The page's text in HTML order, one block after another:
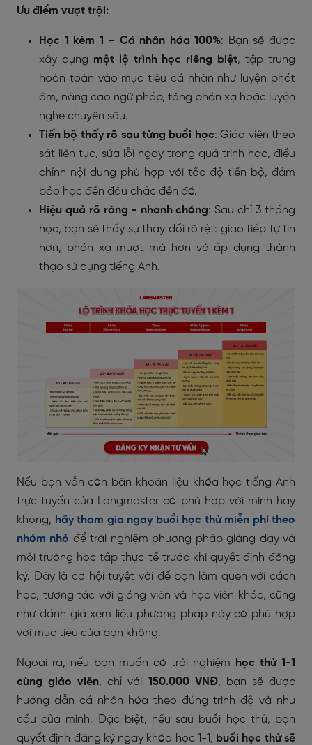
Ưu điểm vượt trội:
Học 1 kèm 1 – Cá nhân hóa 100%: Bạn sẽ được
xây dựng một lộ trình học riêng biệt, tập trung
hoàn toàn vào mục tiêu cá nhân như luyện phát
âm, nâng cao ngữ pháp, tăng phản xạ hoặc luyện
nghe chuyên sâu.
Tiến bộ thấy rõ sau từng buổi học: Giáo viên theo
sát liên tục, sửa lỗi ngay trong quá trình học, điều
chỉnh nội dung phù hợp với tốc độ tiến bộ, đảm
bảo học đến đâu chắc đến đó.
Hiệu quả rõ ràng - nhanh chóng: Sau chỉ 3 tháng
học, bạn sẽ thấy sự thay đổi rõ rệt: giao tiếp tự tin
hơn, phản xạ mượt mà hơn và áp dụng thành
thạo sử dụng tiếng Anh.
Nếu bạn vẫn còn băn khoăn liệu khóa học tiếng Anh
trực tuyến của Langmaster có phù hợp với mình hay
không, hãy tham gia ngay buổi học thử miễn phí theo
nhóm nhỏ để trải nghiệm phương pháp giảng dạy và
môi trường học tập thực tế trước khi quyết định đăng
ký. Đây là cơ hội tuyệt vời để bạn làm quen với cách
học, tương tác với giảng viên và học viên khác, cũng
như đánh giá xem liệu phương pháp này có phù hợp
với mục tiêu của bạn không.
Ngoài ra, nếu bạn muốn có trải nghiệm
học thử 1-1
cùng giáo viên, chỉ với 150.000 VNĐ, bạn sẽ được
hướng dẫn cá nhân hóa theo đúng trình độ và nhu
cầu của mình. Đặc biệt, nếu sau buổi học thử, bạn
quyết định đăng ký ngay khóa học 1-1, buổi học thử sẽ